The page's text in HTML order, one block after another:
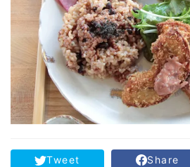
Tweet Share